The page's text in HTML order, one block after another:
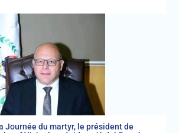
Journée du martyr, le président de